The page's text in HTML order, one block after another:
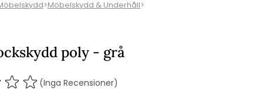
>Möbelskydd & Underhåll>
poly - grå
(Inga Recensioner)